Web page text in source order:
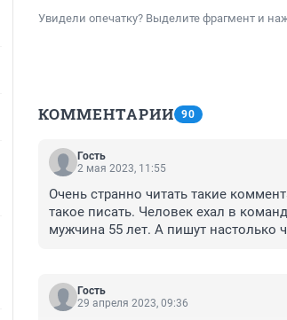
Увидели опечатку? Выделите фрагмент и
КОММЕНТАРИИ 90
Гость
2 мая 2023, 11:55
Очень странно читать такие
такое писать. Человек ехал в
мужчина 55 лет. А пишут настолько
Гость
29 апреля 2023, 09:36